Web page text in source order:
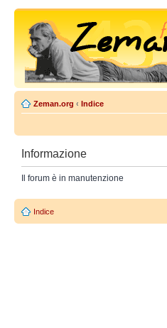
Zeman.org ‹ Indice
Informazione
Il forum è in manutenzione
Indice